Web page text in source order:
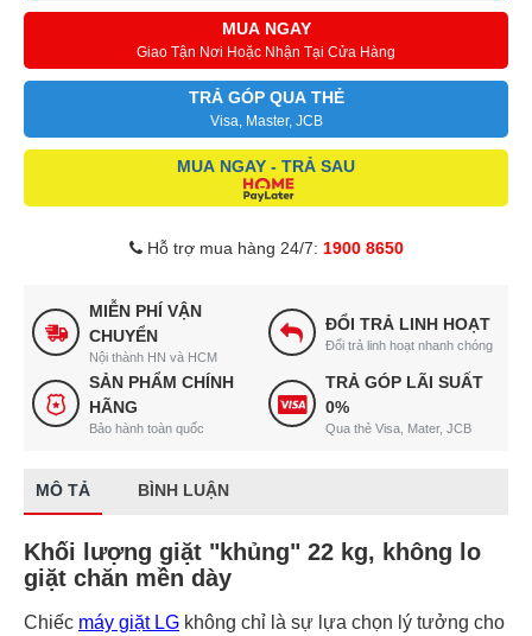
Làm sạch vết bẩn cứng đầu hiệu quả nhờ chức năng giặt trước
Giặt sạch hiệu quả trong thời gian ngắn với công nghệ TurboWash
Máy giặt có thể sử dụng Smartphone để điều khiển từ xa vô cùng
MUA NGAY
Giao Tận Nơi Hoặc Nhận Tại Cửa Hàng
TRẢ GÓP QUA THẺ
Visa, Master, JCB
MUA NGAY - TRẢ SAU
Hỗ trợ mua hàng 24/7: 1900 8650
MIỄN PHÍ VẬN
CHUYỂN
Nội thành HN và HCM
ĐỔI TRẢ LINH HOẠT
Đổi trả linh hoạt nhanh chóng
SẢN PHẨM CHÍNH
HÃNG
Bảo hành toàn quốc
TRẢ GÓP LÃI SUẤT
0%
Qua thẻ Visa, Mater, JCB
MÔ TẢ BÌNH LUẬN
Khối lượng giặt "khủng" 22 kg, không lo
giặt chăn mền dày
Chiếc máy giặt LG không chỉ là sự lựa chọn lý tưởng cho